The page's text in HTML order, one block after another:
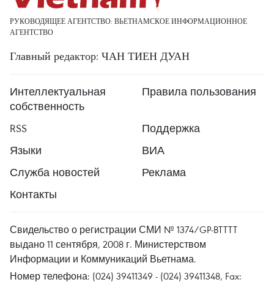
РУКОВОДЯЩЕЕ АГЕНТСТВО: ВЬЕТНАМСКОЕ ИНФОРМАЦИОННОЕ
АГЕНТСТВО
Главный редактор: ЧАН ТИЕН ДУАН
Интеллектуальная
собственность
Правила пользования
RSS
Поддержка
Языки
ВИА
Служба новостей
Реклама
Контакты
Свидельство о регистрации СМИ № 1374/GP-BTTTT
выдано 11 сентября, 2008 г. Министерством
Информации и Коммуникаций Вьетнама.
Номер телефона: (024) 39411349 - (024) 39411348, Fax: